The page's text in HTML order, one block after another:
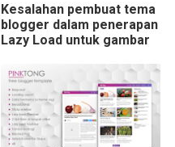
Kesalahan pembuat tema
blogger dalam penerapan
Lazy Load untuk gambar